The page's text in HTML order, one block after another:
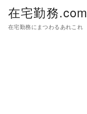
在宅勤務.com
在宅勤務にまつわるあれこれ